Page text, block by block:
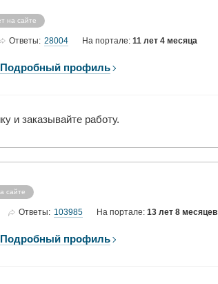
на сайте
Ответы: 28004 На портале: 11 лет 4 месяца
Подробный профиль
и заказывайте работу.
сайте
Ответы: 103985 На портале: 13 лет 8 месяцев
Подробный профиль